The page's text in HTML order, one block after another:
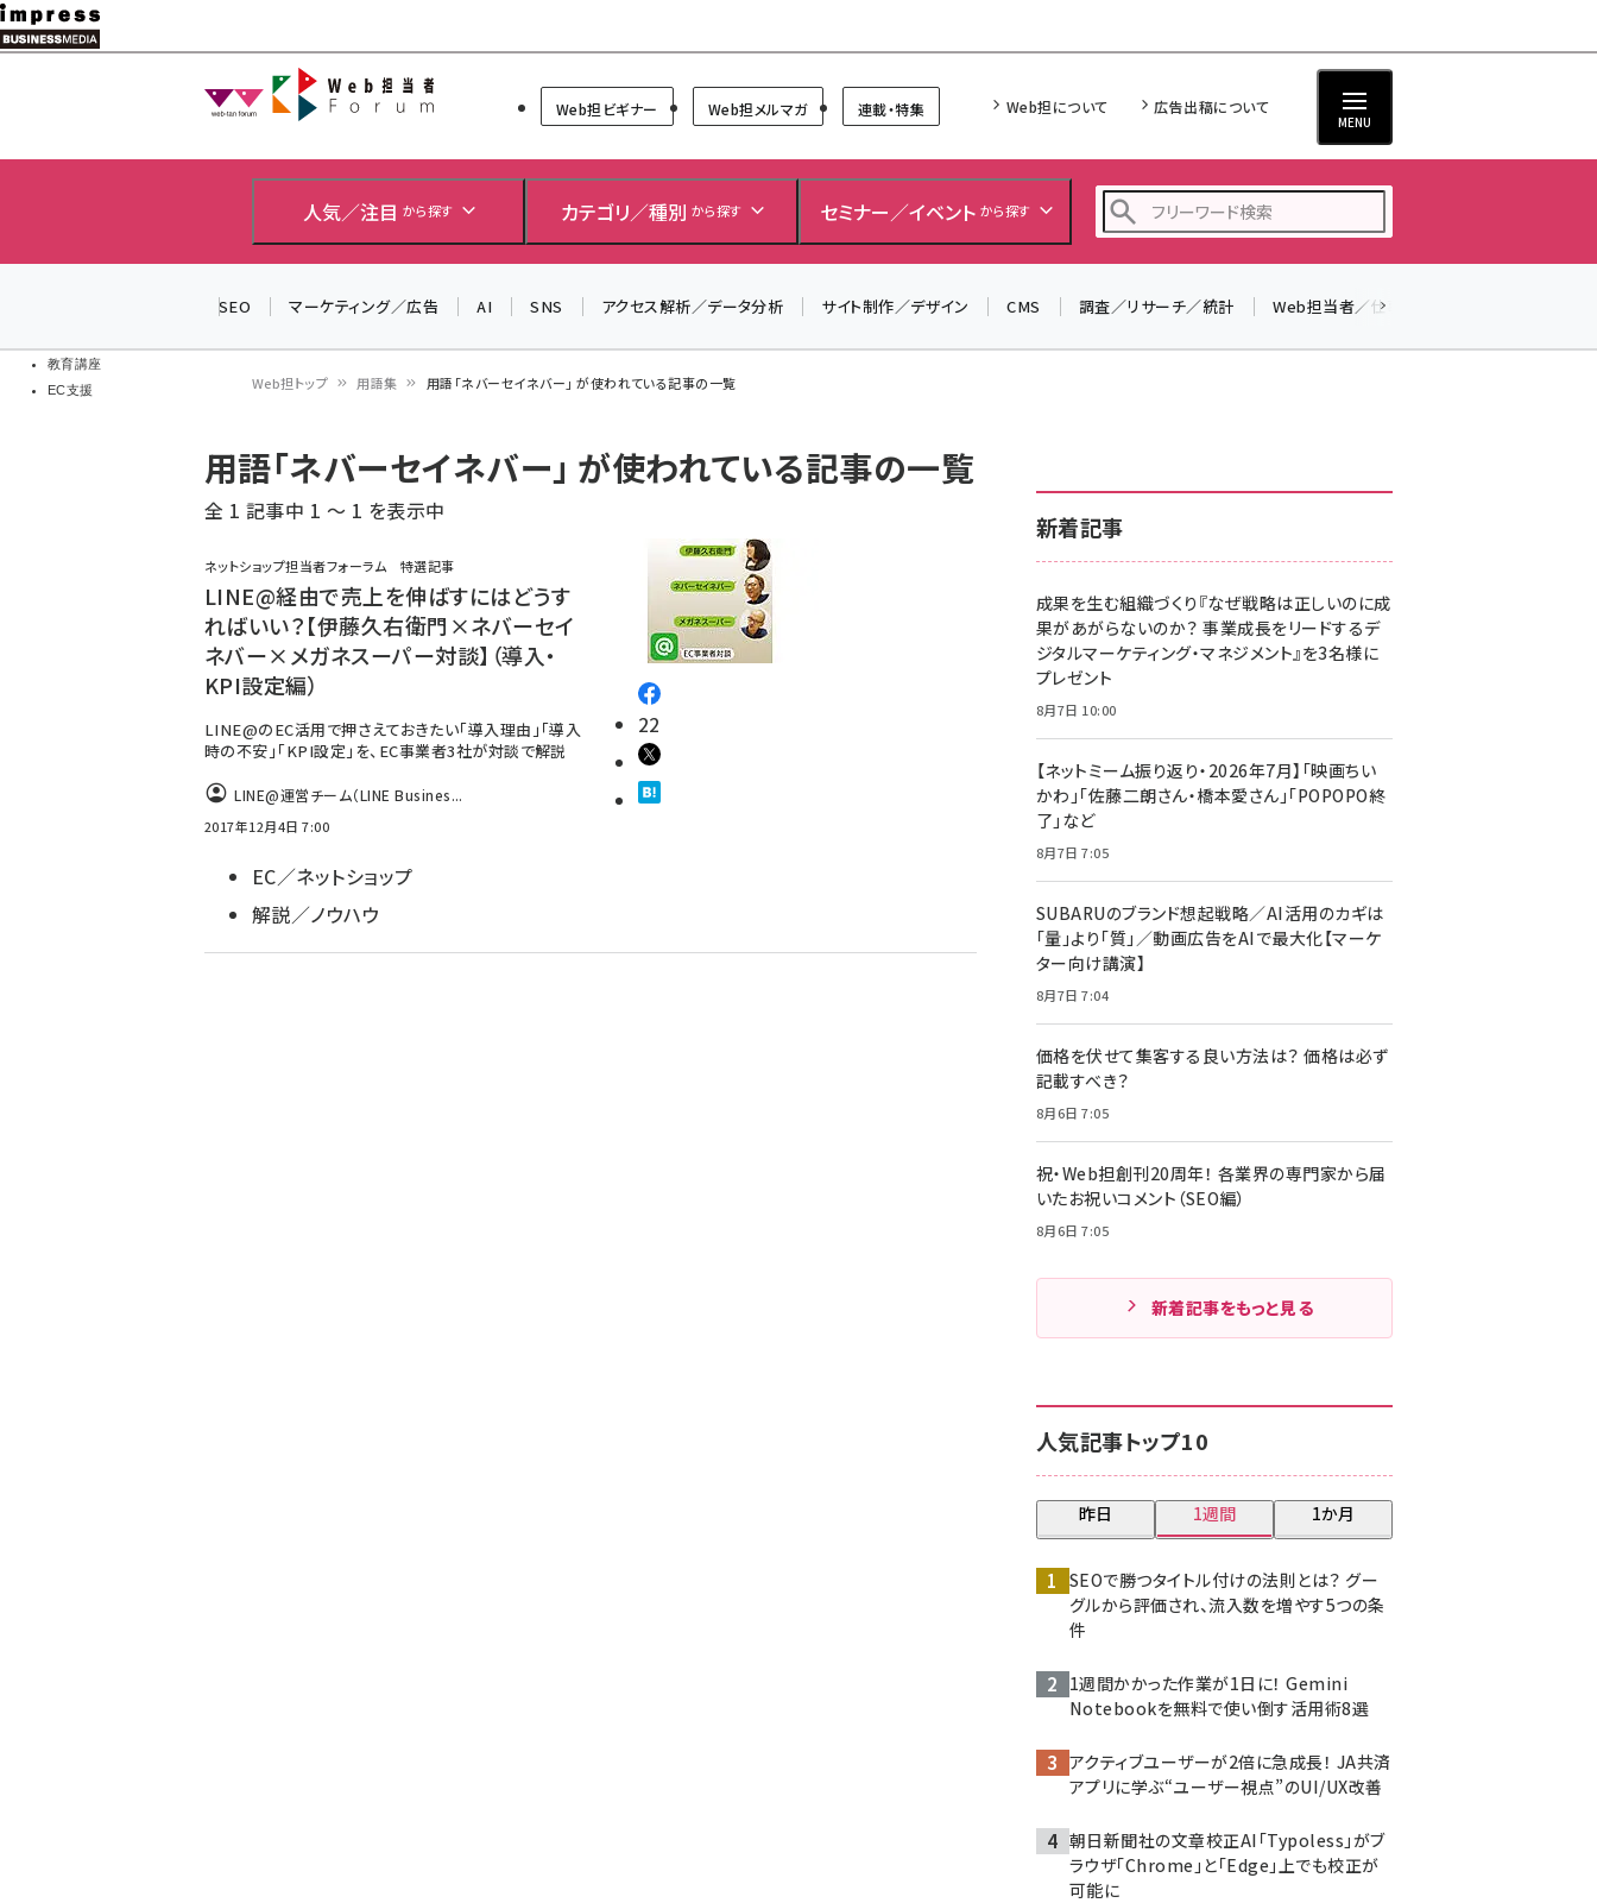
メ
イ
教育講座
EC支援
Web担当者Forum
Web担ビギナー Web担メルマガ 連載・特集 Web担について 広告出稿について
MENU
人気／注目 から探す カテゴリ／種別 から探す セミナー／イベント から探す
z世代 (1623)
meo (1277)
llmo (1167)
SEO マーケティング／広告 AI SNS アクセス解析／データ分析 サイト制作／デザイン CMS 調査／リサーチ／統計 Web担当者／仕事
ン
く
ず
Web担トップ 用語集 用語「ネバーセイネバー」 が使われている記事の一覧
用語「ネバーセイネバー」 が使われている記事の一覧
全 1 記事中 1 ～ 1 を表示中
ネットショップ担当者フォーラム 特選記事
LINE@経由で売上を伸ばすにはどうす
ればいい？【伊藤久右衛門×ネバーセイ
ネバー×メガネスーパー対談】（導入・
KPI設定編）
LINE@のEC活用で押さえておきたい「導入理由」「導入
時の不安」「KPI設定」を、EC事業者3社が対談で解説
LINE@運営チーム（LINE Busines...
2017年12月4日 7:00
22
EC／ネットショップ
解説／ノウハウ
新着記事
成果を生む組織づくり『なぜ戦略は正しいのに成
果があがらないのか？ 事業成長をリードするデ
ジタルマーケティング・マネジメント』を3名様に
プレゼント
8月7日 10:00
【ネットミーム振り返り・2026年7月】「映画ちい
かわ」「佐藤二朗さん・橋本愛さん」「POPOPO終
了」など
8月7日 7:05
SUBARUのブランド想起戦略／AI活用のカギは
「量」より「質」／動画広告をAIで最大化【マーケ
ター向け講演】
8月7日 7:04
価格を伏せて集客する良い方法は？ 価格は必ず
記載すべき？
8月6日 7:05
祝・Web担創刊20周年！ 各業界の専門家から届
いたお祝いコメント（SEO編）
8月6日 7:05
新着記事をもっと見る
人気記事トップ10
昨日 1週間 1か月
SEOで勝つタイトル付けの法則とは？ グー
グルから評価され、流入数を増やす5つの条
件
1週間かかった作業が1日に！ Gemini
Notebookを無料で使い倒す活用術8選
アクティブユーザーが2倍に急成長！ JA共済
アプリに学ぶ“ユーザー視点”のUI/UX改善
朝日新聞社の文章校正AI「Typoless」がブ
ラウザ「Chrome」と「Edge」上でも校正が
可能に